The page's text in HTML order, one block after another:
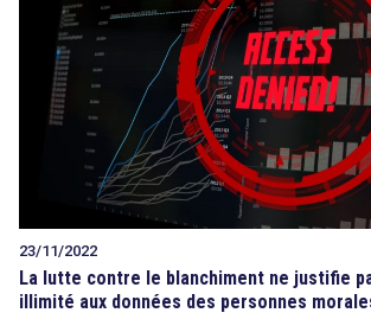
23/11/2022
La lutte contre le blanchiment ne justifie
illimité aux données des personnes